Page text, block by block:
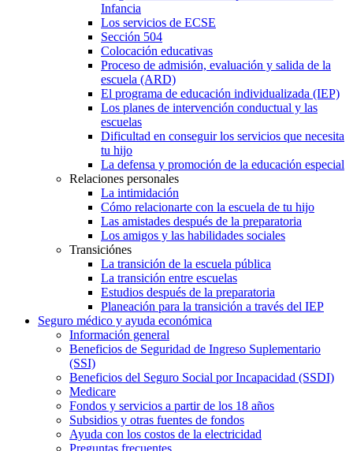
Infancia
Los servicios de ECSE
Sección 504
Colocación educativas
Proceso de admisión, evaluación y salida de la
escuela (ARD)
El programa de educación individualizada (IEP)
Los planes de intervención conductual y las
escuelas
Dificultad en conseguir los servicios que necesita
tu hijo
La defensa y promoción de la educación especial
Relaciones personales
La intimidación
Cómo relacionarte con la escuela de tu hijo
Las amistades después de la preparatoria
Los amigos y las habilidades sociales
Transiciónes
La transición de la escuela pública
La transición entre escuelas
Estudios después de la preparatoria
Planeación para la transición a través del IEP
Seguro médico y ayuda económica
Información general
Beneficios de Seguridad de Ingreso Suplementario
(SSI)
Beneficios del Seguro Social por Incapacidad (SSDI)
Medicare
Fondos y servicios a partir de los 18 años
Subsidios y otras fuentes de fondos
Ayuda con los costos de la electricidad
Preguntas frecuentes